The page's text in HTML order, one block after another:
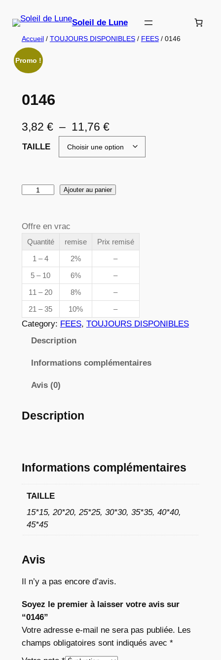
contenu
Soleil de Lune
Accueil/ TOUJOURS DISPONIBLES/ FEES/ 0146
Promo !
0146
3,82 € – 11,76 €P
l
a
e
e
p
r
i
x
,
1
,
€
TAILLE
n
t
0
Ajouter au panier
Offre en vrac
Quantité remise
Prix remisé
1 – 4
2%
–
5 – 10
6%
–
11 – 20
8%
–
21 – 35
10% –
Category: FEES, TOUJOURS DISPONIBLES
Description
Informations complémentaires
Avis (0)
Description
Informations complémentaires
TAILLE
15*15, 20*20, 25*25, 30*30, 35*35, 40*40,
45*45
Avis
Il n’y a pas encore d’avis.
Soyez le premier à laisser votre avis sur
“0146”
Votre adresse e-mail ne sera pas publiée. Les
champs obligatoires sont indiqués avec *